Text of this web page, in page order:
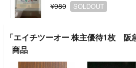
¥980
SOLDOUT
「エイチツーオー 株主優待1枚 阪
商品